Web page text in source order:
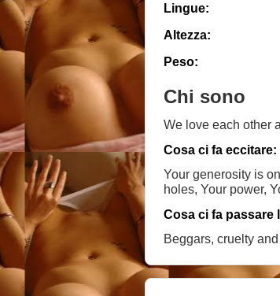
Lingue:
Altezza:
Peso:
Chi sono
We love each other
Cosa ci fa eccitare:
Your generosity is
holes, Your power,
Cosa ci fa passare
Beggars, cruelty